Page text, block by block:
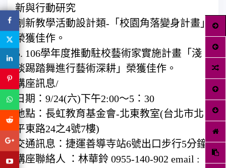
新與行動研究
創新教學活動設計類-「校園角落變身計畫」
榮獲佳作。
5. 106學年度推動駐校藝術家實施計畫「淺
談踢踏舞進行藝術深耕」榮獲佳作。
講座訊息/
日期：9/24(六)下午2:00～5：30
地點：長虹教育基金會-北東教室(台北市北
平東路24之4號7樓)
交通訊息：捷運善導寺站6號出口步行5分鐘
講座聯絡人 ：林華鈴 0955-140-902 email :